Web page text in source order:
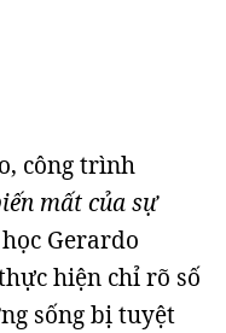
công trình
mất của sự
Gerardo
hiện chỉ rõ số
sống bị tuyệt